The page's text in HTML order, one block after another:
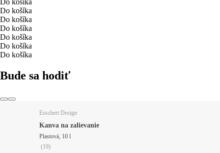
Do košíka
Do košíka
Do košíka
Do košíka
Do košíka
Do košíka
Do košíka
Bude sa hodiť
Esschert Design
Kanva na zalievanie
Plastová, 10 l
(19)